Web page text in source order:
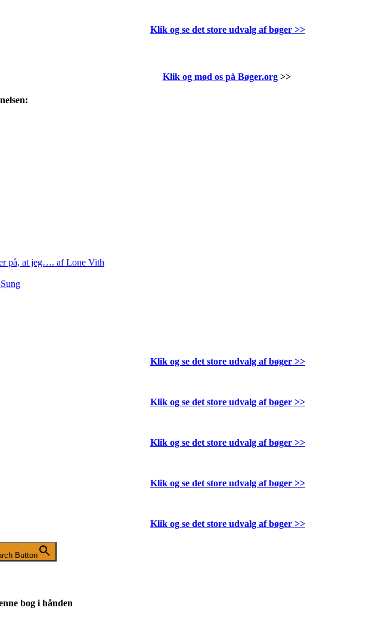
Klik og se det store udvalg af bøger >>
Klik og mød os på Bøger.org>>
på, at jeg…. af Lone Vith
Klik og se det store udvalg af bøger >>
Klik og se det store udvalg af bøger >>
Klik og se det store udvalg af bøger >>
Klik og se det store udvalg af bøger >>
Klik og se det store udvalg af bøger >>
Button
bog i hånden